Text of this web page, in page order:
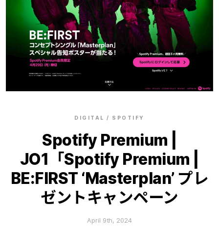
DIGITAL / SPOTIFY
Spotify Premium |
JO1「Spotify Premium |
BE:FIRST ‘Masterplan’ プレ
ゼントキャンペーン
April 9th, 2024